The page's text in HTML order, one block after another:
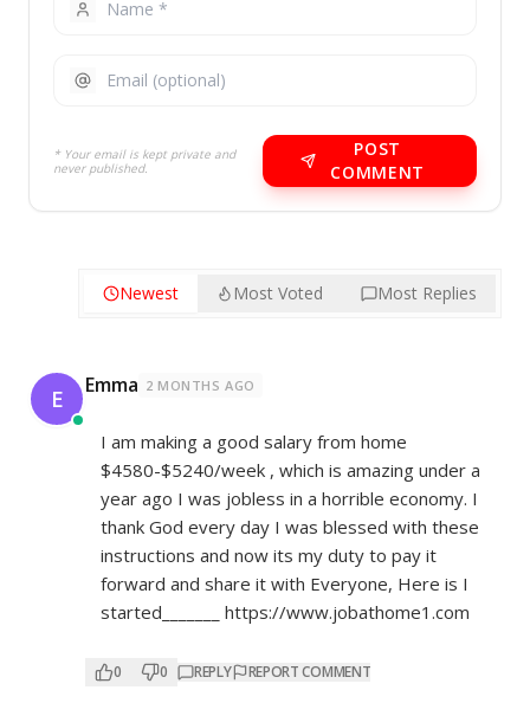
* Your email is kept private and
never published.
POST
COMMENT
Newest Most Voted Most Replies
E Emma 2 MONTHS AGO
I am making a good salary from home
$4580-$5240/week , which is amazing und­er a
year ago I was jobless in a horrible economy. I
thank God every day I was blessed with these
instructions and now its my duty to pay it
forward and share it with Everyone, Here is I
started_______ https://www.jobathome1.com
0 0 REPLY REPORT COMMENT